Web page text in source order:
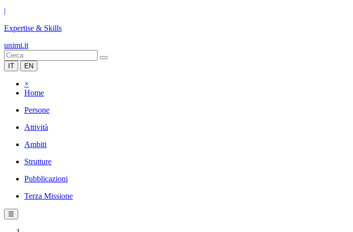
|
Expertise & Skills
unimi.it
IT EN
×
Home
Persone
Attività
Ambiti
Strutture
Pubblicazioni
Terza Missione
☰